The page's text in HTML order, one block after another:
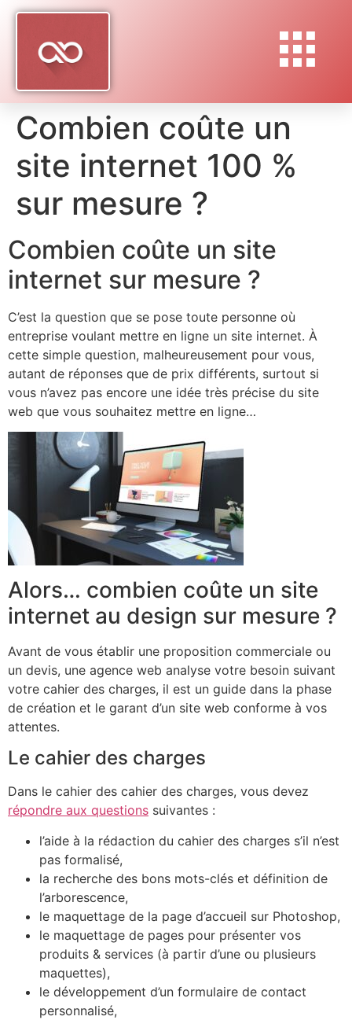
Combien coûte un
site internet 100 %
sur mesure ?
Combien coûte un site
internet sur mesure ?
C’est la question que se pose toute personne où
entreprise voulant mettre en ligne un site internet. À
cette simple question, malheureusement pour vous,
autant de réponses que de prix différents, surtout si
vous n’avez pas encore une idée très précise du site
web que vous souhaitez mettre en ligne…
Alors… combien coûte un site
internet au design sur mesure ?
Avant de vous établir une proposition commerciale ou
un devis, une agence web analyse votre besoin suivant
votre cahier des charges, il est un guide dans la phase
de création et le garant d’un site web conforme à vos
attentes.
Le cahier des charges
Dans le cahier des cahier des charges, vous devez
répondre aux questions suivantes :
l’aide à la rédaction du cahier des charges s’il n’est
pas formalisé,
la recherche des bons mots-clés et définition de
l’arborescence,
le maquettage de la page d’accueil sur Photoshop,
le maquettage de pages pour présenter vos
produits & services (à partir d’une ou plusieurs
maquettes),
le développement d’un formulaire de contact
personnalisé,